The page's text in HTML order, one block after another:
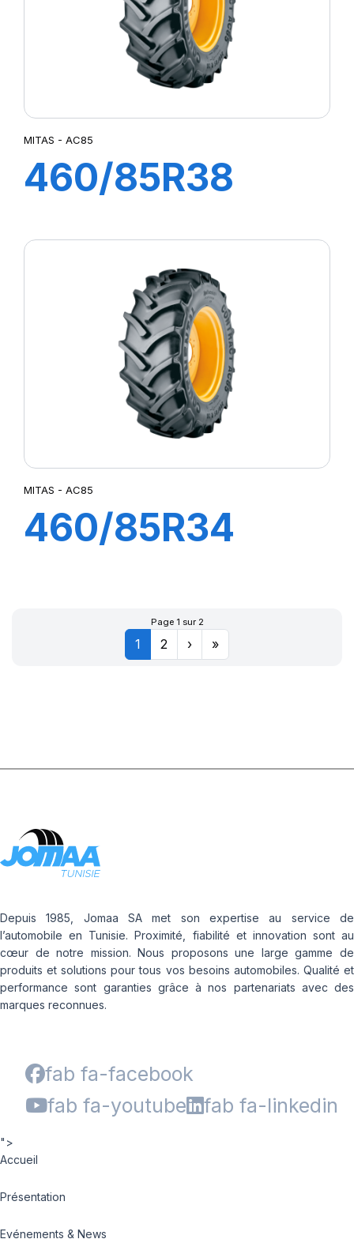
MITAS - AC85
460/85R38
MITAS - AC85
460/85R34
Page 1 sur 2
1 2 › »
Depuis 1985, Jomaa SA met son expertise au service de
l’automobile en Tunisie. Proximité, fiabilité et innovation sont au
cœur de notre mission. Nous proposons une large gamme de
produits et solutions pour tous vos besoins automobiles. Qualité et
performance sont garanties grâce à nos partenariats avec des
marques reconnues.
fab fa-facebook
fab fa-youtube
fab fa-linkedin
">
Accueil
Présentation
Evénements & News